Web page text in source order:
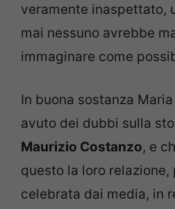
veramente inaspettato,
mai nessuno avrebbe
immaginare come
In buona sostanza
avuto dei dubbi sulla
Maurizio Costanzo, e
questo la loro relazione,
celebrata dai media, in